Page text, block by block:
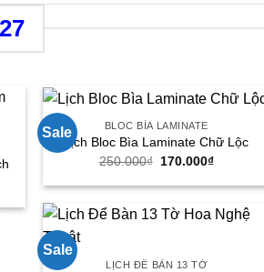
Sale BLOC BÌA LAMINATE
Lịch Bloc Bìa Laminate Chữ Lộc
250.000₫ Giá
là:
170.000₫Giá
tại
170.000₫.
Sale
LỊCH ĐỂ BÀN 13 TỜ